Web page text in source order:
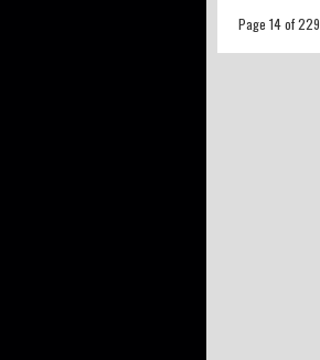
Page 14 of 229